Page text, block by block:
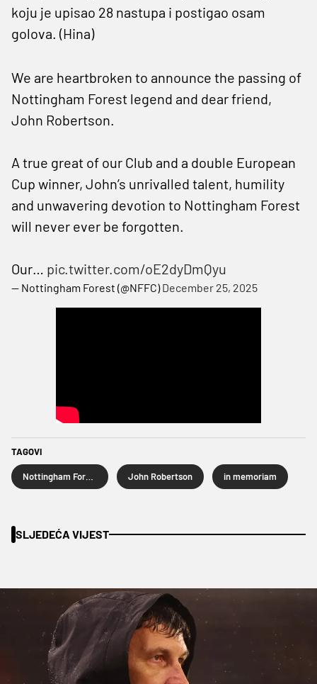
koju je upisao 28 nastupa i postigao osam
golova. (Hina)
We are heartbroken to announce the passing of
Nottingham Forest legend and dear friend,
John Robertson.
A true great of our Club and a double European
Cup winner, John’s unrivalled talent, humility
and unwavering devotion to Nottingham Forest
will never ever be forgotten.
Our… pic.twitter.com/oE2dyDmQyu
— Nottingham Forest (@NFFC)December 25, 2025
TAGOVI
John Robertson in memoriam
SLJEDEĆA VIJEST